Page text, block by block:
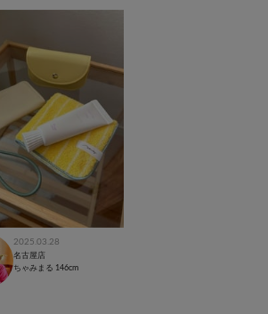
2025.03.28
名古屋店
ちゃみまる 146cm